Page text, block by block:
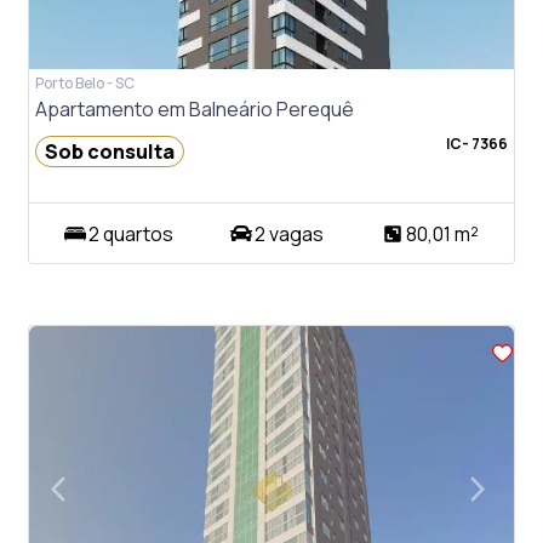
Porto Belo - SC
Apartamento em Balneário Perequê
Sob consulta
IC- 7366
2 quartos 2 vagas 80,01 m²
arrow_back_iosPrevious arrow_forward_iosNext